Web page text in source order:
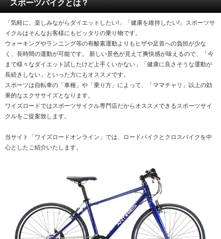
スポーツバイクとは？
「気軽に、楽しみながらダイエットしたい!」「健康を維持したい!」スポーツサ
イクルはそんなお客様にもピッタリの乗り物です。
ウォーキングやランニング等の有酸素運動よりもヒザや足首への負担が少な
く、長時間の運動が可能です。 新しい景色が見えて爽快感が味えるので、「今
まで様々なダイエット試したけど上手くいかない」「健康に良さそうな運動が
長続きしない」といった方にもオススメです。
スポーツは自転車の「車種」や「乗り方」によって、「ママチャリ」以上の効
果的なエクササイズとなります。
ワイズロードではスポーツサイクル専門店だからオススメできるスポーツサイ
クルをご提案致します。
当サイト「ワイズロードオンライン」では、ロードバイクとクロスバイクを中
心としたご紹介いたします。